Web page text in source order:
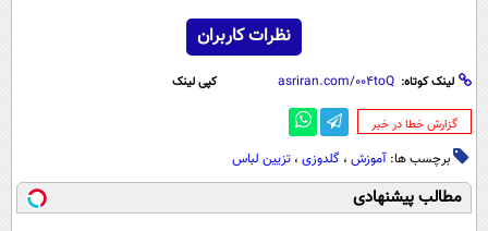
نظرات کاربران
لینک کوتاه: کپی لینک
‌گزارش خطا در خبر
برچسب ها: آموزش ، گلدوزی ، تزیین لباس
مطالب پیشنهادی